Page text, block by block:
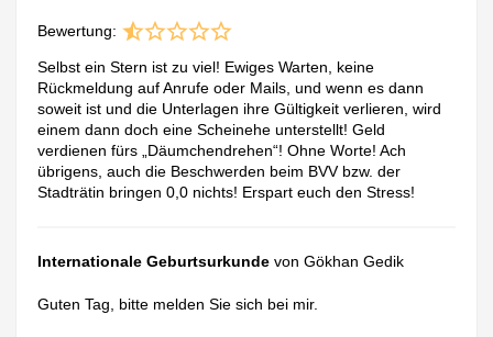
Bewertung:
Selbst ein Stern ist zu viel! Ewiges Warten, keine
Rückmeldung auf Anrufe oder Mails, und wenn es dann
soweit ist und die Unterlagen ihre Gültigkeit verlieren, wird
einem dann doch eine Scheinehe unterstellt! Geld
verdienen fürs „Däumchendrehen“! Ohne Worte! Ach
übrigens, auch die Beschwerden beim BVV bzw. der
Stadträtin bringen 0,0 nichts! Erspart euch den Stress!
Internationale Geburtsurkunde von Gökhan Gedik
Guten Tag, bitte melden Sie sich bei mir.